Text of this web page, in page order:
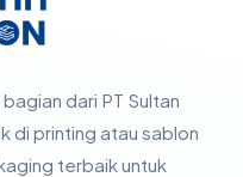
dari PT Sultan
di printing atau sablon
terbaik untuk